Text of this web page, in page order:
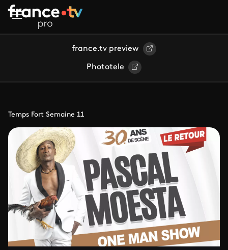
Aller au contenu principal
france.tv preview
Phototele
Temps Fort Semaine 11